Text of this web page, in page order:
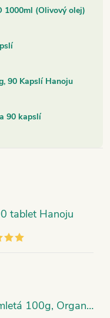
1000ml (Olivový olej)
90 Kapslí Hanoju
90 kapslí
tablet Hanoju
Skořice Bio, pravá cejlonská mletá 100g, Organic India